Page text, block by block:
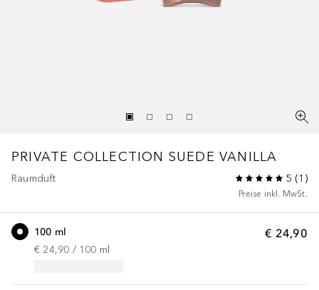
PRIVATE COLLECTION SUEDE VANILLA
Raumduft 5 (1 )
Preise inkl. MwSt.
€ 24,90
100 ml
€ 24,90 / 100 ml